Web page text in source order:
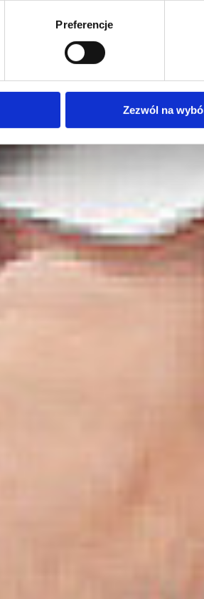
Preferencje
Zezwól na